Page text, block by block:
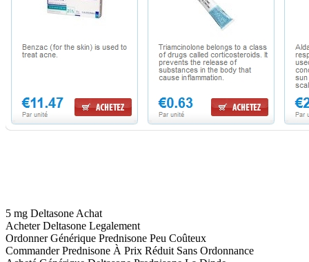
5 mg Deltasone Achat
Acheter Deltasone Legalement
Ordonner Générique Prednisone Peu Coûteux
Commander Prednisone À Prix Réduit Sans Ordonnance